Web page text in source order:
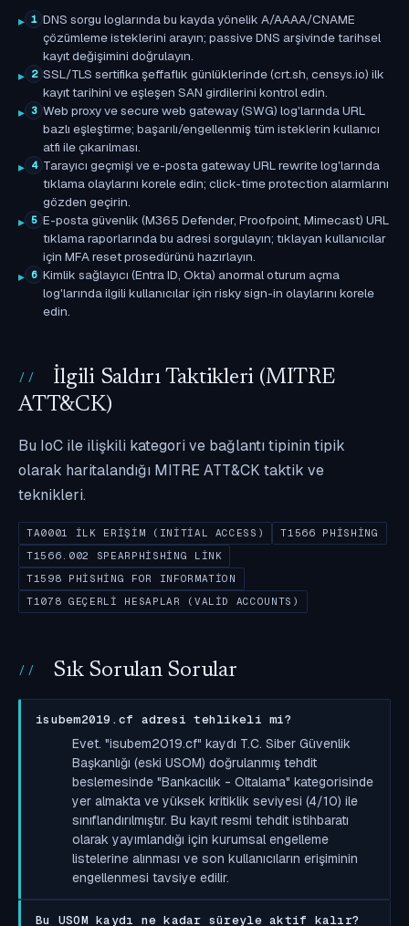
1 DNS sorgu loglarında bu kayda yönelik A/AAAA/CNAME
çözümleme isteklerini arayın; passive DNS arşivinde tarihsel
kayıt değişimini doğrulayın.
2 SSL/TLS sertifika şeffaflık günlüklerinde (crt.sh, censys.io) ilk
kayıt tarihini ve eşleşen SAN girdilerini kontrol edin.
3 Web proxy ve secure web gateway (SWG) log'larında URL
bazlı eşleştirme; başarılı/engellenmiş tüm isteklerin kullanıcı
atfı ile çıkarılması.
4 Tarayıcı geçmişi ve e-posta gateway URL rewrite log'larında
tıklama olaylarını korele edin; click-time protection alarmlarını
gözden geçirin.
5 E-posta güvenlik (M365 Defender, Proofpoint, Mimecast) URL
tıklama raporlarında bu adresi sorgulayın; tıklayan kullanıcılar
için MFA reset prosedürünü hazırlayın.
6 Kimlik sağlayıcı (Entra ID, Okta) anormal oturum açma
log'larında ilgili kullanıcılar için risky sign-in olaylarını korele
edin.
İlgili Saldırı Taktikleri (MITRE
ATT&CK)
Bu IoC ile ilişkili kategori ve bağlantı tipinin tipik
olarak haritalandığı MITRE ATT&CK taktik ve
teknikleri.
TA0001 İLK ERIŞIM (INITIAL ACCESS)
T1566 PHISHING
T1566.002 SPEARPHISHING LINK
T1598 PHISHING FOR INFORMATION
T1078 GEÇERLI HESAPLAR (VALID ACCOUNTS)
Sık Sorulan Sorular
isubem2019.cf adresi tehlikeli mi?
Evet. "isubem2019.cf" kaydı T.C. Siber Güvenlik
Başkanlığı (eski USOM) doğrulanmış tehdit
beslemesinde "Bankacılık - Oltalama" kategorisinde
yer almakta ve yüksek kritiklik seviyesi (4/10) ile
sınıflandırılmıştır. Bu kayıt resmi tehdit istihbaratı
olarak yayımlandığı için kurumsal engelleme
listelerine alınması ve son kullanıcıların erişiminin
engellenmesi tavsiye edilir.
Bu USOM kaydı ne kadar süreyle aktif kalır?